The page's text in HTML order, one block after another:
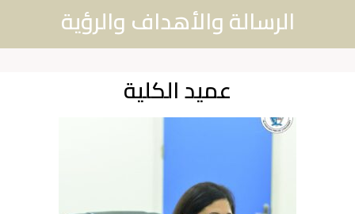
الرسالة والأهداف والرؤية
عميد الكلية